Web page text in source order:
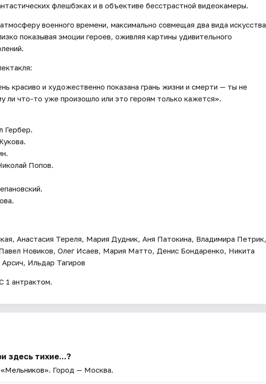
флешбэках и в объективе бесстрастной видеокамеры.
военного времени, максимально совмещая два вида искусства
показывая эмоции героев, оживляя картины удивительного
красиво и художественно показана грань жизни и смерти — ты не
ли что-то уже произошло или это героям только кажется».
Гербер.
Попов.
Анастасия Тереля, Мария Дудник, Аня Патокина, Владимира Петрик,
Новиков, Олег Исаев, Мария Матто, Денис Бондаренко, Никита
Ильдар Тагиров
1 антрактом.
здесь тихие...?
. Город — Москва.